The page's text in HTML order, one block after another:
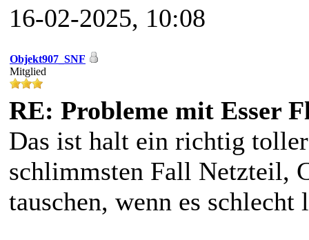
16-02-2025, 10:08
Objekt907_SNF
Mitglied
RE: Probleme mit Esser
Das ist halt ein richtig
schlimmsten Fall Netzteil,
tauschen, wenn es schlecht